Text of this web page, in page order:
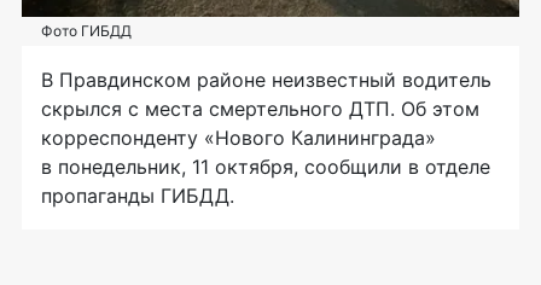
Фото ГИБДД
В Правдинском районе неизвестный водитель
скрылся с места смертельного ДТП. Об этом
корреспонденту «Нового Калининграда»
в понедельник, 11 октября, сообщили в отделе
пропаганды ГИБДД.